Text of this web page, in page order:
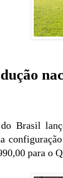
Brasil
para o